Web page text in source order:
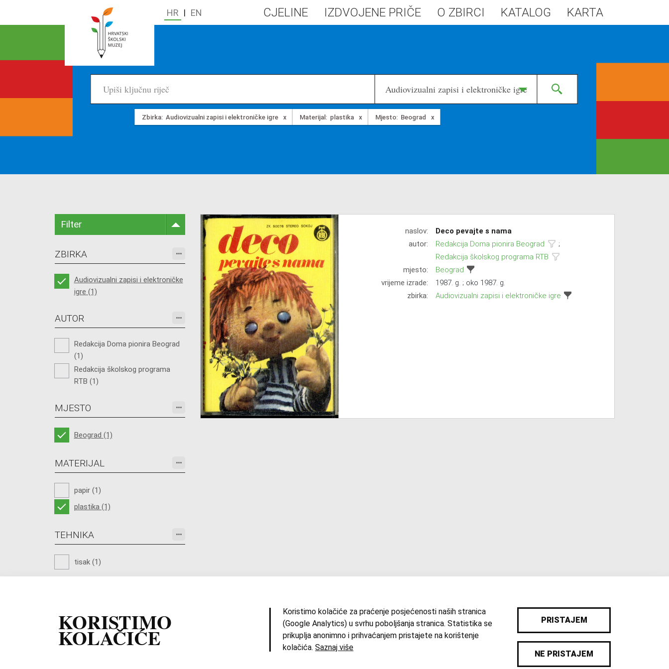
HR | EN CJELINE IZDVOJENE PRIČE O ZBIRCI KATALOG KARTA
Audiovizualni zapisi i elektroničke igre
Zbirka: Audiovizualni zapisi i elektroničke igre Materijal: plastika Mjesto: Beograd
Filter
ZBIRKA
Audiovizualni zapisi i elektroničke
igre (1)
AUTOR
Redakcija Doma pionira Beograd
(1)
Redakcija školskog programa
RTB (1)
MJESTO
Beograd (1)
MATERIJAL
papir (1)
plastika (1)
TEHNIKA
tisak (1)
naslov:
Deco pevajte s nama
autor:
Redakcija Doma pionira Beograd
;
Redakcija školskog programa RTB
mjesto:
Beograd
vrijeme izrade:
1987. g. ; oko 1987. g.
zbirka:
Audiovizualni zapisi i elektroničke igre
Cjeline Kontakt Uvjeti korištenja | Izdvojene priče | O zbirci | Katalog
KORISTIMO
KOLAČIĆE
Koristimo kolačiće za praćenje posjećenosti naših stranica
(Google Analytics) u svrhu poboljšanja stranica. Statistika se
prikuplja anonimno i prihvaćanjem pristajete na korištenje
kolačića.Saznaj više
PRISTAJEM
NE PRISTAJEM